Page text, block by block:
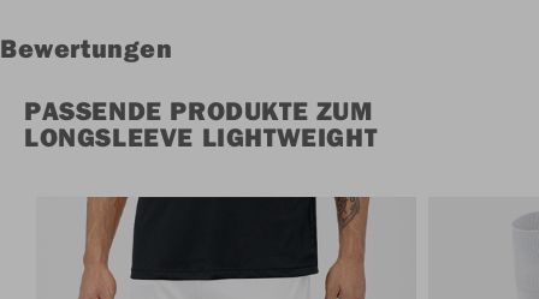
Bewertungen
PASSENDE PRODUKTE ZUM
LONGSLEEVE LIGHTWEIGHT